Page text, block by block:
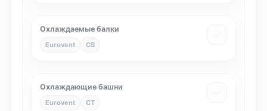
Охлаждаемые балки
Eurovent CB
Охлаждающие башни
Eurovent CT